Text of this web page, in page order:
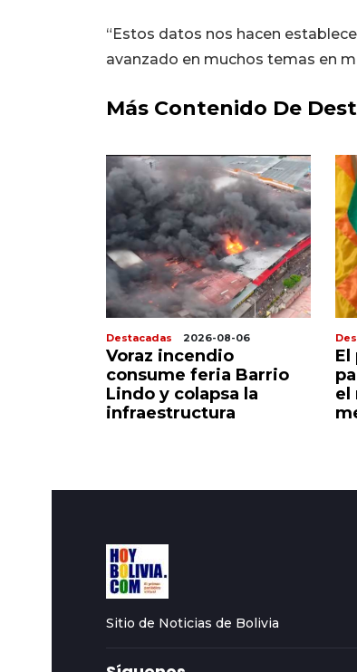
“Estos datos nos hacen
avanzado en muchos temas en
Más Contenido De
Destacadas 2026-08-06
Voraz incendio
consume feria Barrio
Lindo y colapsa la
infraestructura
El
el
Sitio de Noticias de Bolivia